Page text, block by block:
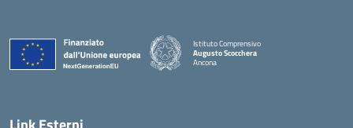
Istituto Comprensivo
Augusto Scocchera
Ancona